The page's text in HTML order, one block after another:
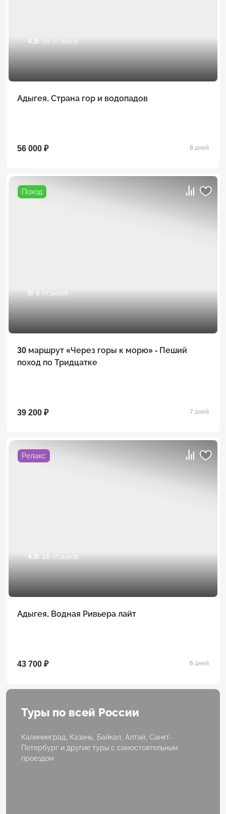
4.9/ 16 отзывов
Адыгея. Страна гор и водопадов
56 000 ₽ 8 дней
Поход
5/ 8 отзывов
30 маршрут «Через горы к морю» - Пеший
поход по Тридцатке
39 200 ₽ 7 дней
Релакс
4.9 / 16 отзывов
Адыгея. Водная Ривьера лайт
43 700 ₽ 6 дней
Туры по всей России
Калининград, Казань, Байкал, Алтай, Санкт-
Петербург и другие туры с самостоятельным
проездом